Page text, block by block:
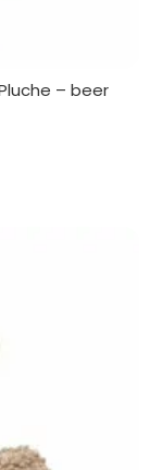
– beer